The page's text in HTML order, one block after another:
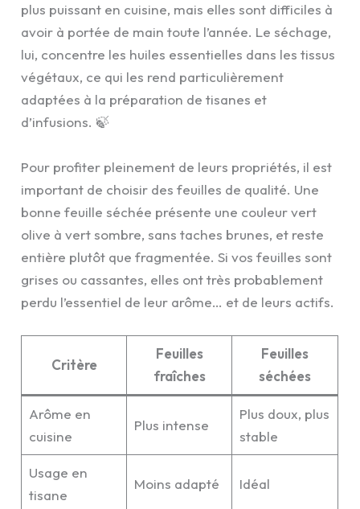
plus puissant en cuisine, mais elles sont difficiles à
avoir à portée de main toute l’année. Le séchage,
lui, concentre les huiles essentielles dans les tissus
végétaux, ce qui les rend particulièrement
adaptées à la préparation de tisanes et
d’infusions. 🍃
Pour profiter pleinement de leurs propriétés, il est
important de choisir des feuilles de qualité. Une
bonne feuille séchée présente une couleur vert
olive à vert sombre, sans taches brunes, et reste
entière plutôt que fragmentée. Si vos feuilles sont
grises ou cassantes, elles ont très probablement
perdu l’essentiel de leur arôme… et de leurs actifs.
Critère
Feuilles
fraîches
Feuilles
séchées
Arôme en
cuisine
Plus intense
Plus doux, plus
stable
Usage en
tisane
Moins adapté Idéal